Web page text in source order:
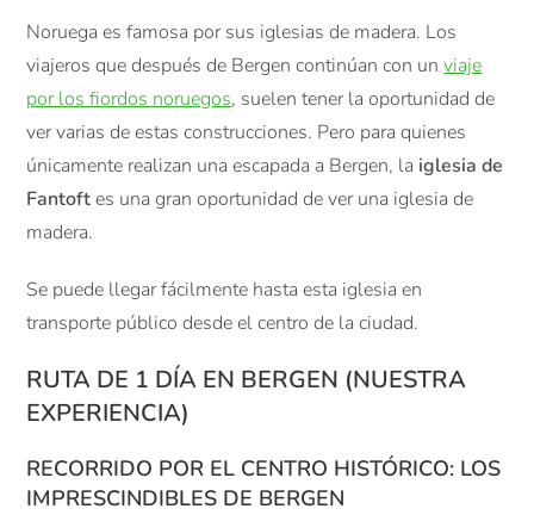
Noruega es famosa por sus iglesias de madera. Los
viajeros que después de Bergen continúan con unviaje
por los fiordos noruegos, suelen tener la oportunidad de
ver varias de estas construcciones. Pero para quienes
únicamente realizan una escapada a Bergen, la iglesia de
Fantoftes una gran oportunidad de ver una iglesia de
madera.
Se puede llegar fácilmente hasta esta iglesia en
transporte público desde el centro de la ciudad.
RUTA DE 1 DÍA EN BERGEN (NUESTRA
EXPERIENCIA)
RECORRIDO POR EL CENTRO HISTÓRICO: LOS
IMPRESCINDIBLES DE BERGEN